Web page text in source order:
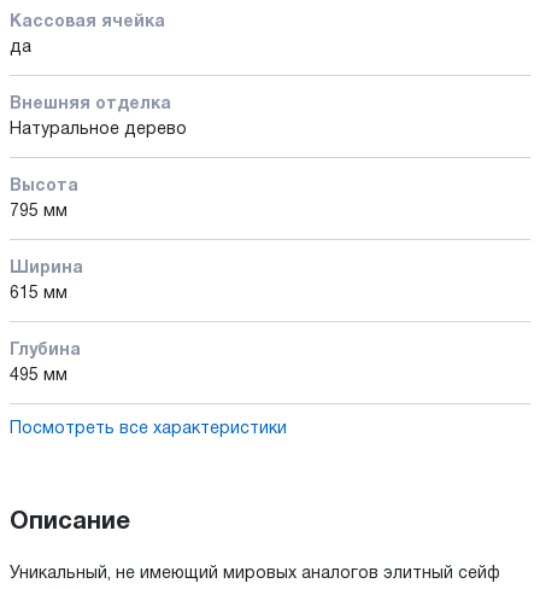
Кассовая ячейка
да
Внешняя отделка
Натуральное дерево
Высота
795 мм
Ширина
615 мм
Глубина
495 мм
Посмотреть все характеристики
Описание
Уникальный, не имеющий мировых аналогов элитный сейф